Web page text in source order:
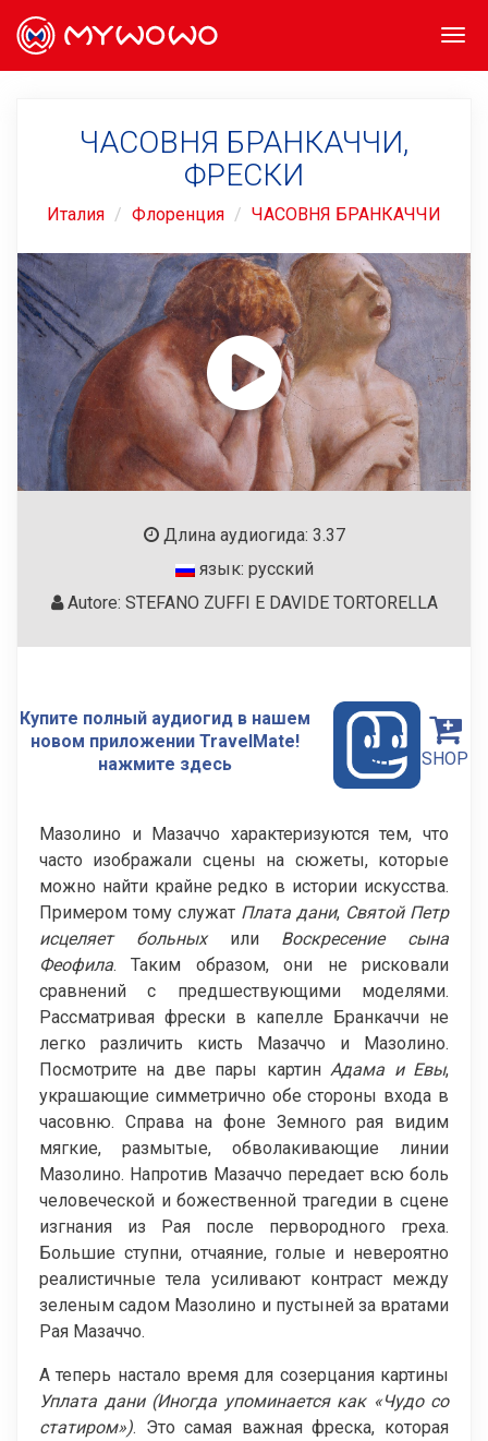
ЧАСОВНЯ БРАНКАЧЧИ,
ФРЕСКИ
Италия Флоренция ЧАСОВНЯ БРАНКАЧЧИ
Длина аудиогида: 3.37
язык: русский
Autore: STEFANO ZUFFI E DAVIDE TORTORELLA
Купите полный аудиогид в нашем
новом приложении TravelMate!
нажмите здесь
SHOP
Мазолино и Мазаччо характеризуются тем, что
часто изображали сцены на сюжеты, которые
можно найти крайне редко в истории искусства.
Примером тому служат Плата дани, Святой Петр
исцеляет больныхили Воскресение сына
Феофила. Таким образом, они не рисковали
сравнений с предшествующими моделями.
Рассматривая фрески в капелле Бранкаччи не
легко различить кисть Мазаччо и Мазолино.
Посмотрите на две пары картинАдама и Евы,
украшающие симметрично обе стороны входа в
часовню. Справа на фоне Земного рая видим
мягкие, размытые, обволакивающие линии
Мазолино. Напротив Мазаччо передает всю боль
человеческой и божественной трагедии в сцене
изгнания из Рая после первородного греха.
Большие ступни, отчаяние, голые и невероятно
реалистичные тела усиливают контраст между
зеленым садом Мазолино и пустыней за вратами
Рая Мазаччо.
А теперь настало время для созерцания картины
Уплата дани (Иногда упоминается как «Чудо со
статиром»). Это самая важная фреска, которая